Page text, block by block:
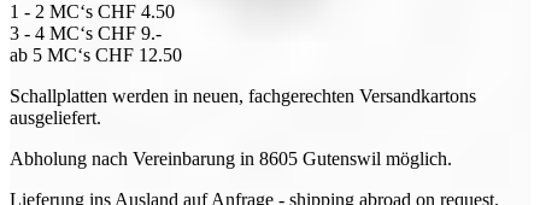
1 - 2 MC‘s CHF 4.50
3 - 4 MC‘s CHF 9.-
ab 5 MC‘s CHF 12.50
Schallplatten werden in neuen, fachgerechten Versandkartons
ausgeliefert.
Abholung nach Vereinbarung in 8605 Gutenswil möglich.
Lieferung ins Ausland auf Anfrage - shipping abroad on request.